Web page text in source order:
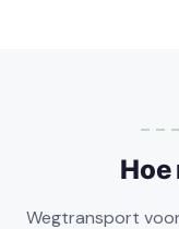
Hoe
Wegtransport